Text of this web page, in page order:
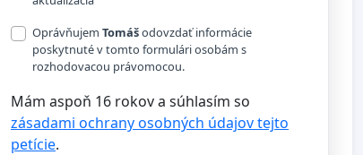
Oprávňujem Tomášodovzdať informácie
poskytnuté v tomto formulári osobám s
rozhodovacou právomocou.
Mám aspoň 16 rokov a súhlasím so
zásadami ochrany osobných údajov tejto
petície.